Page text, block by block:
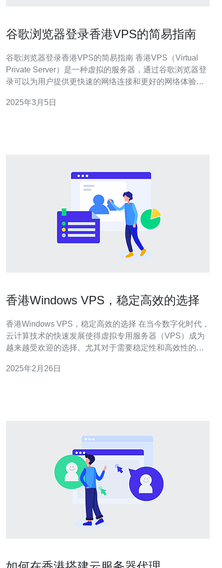
谷歌浏览器登录香港VPS的简易指南
谷歌浏览器登录香港VPS的简易指南 香港VPS（Virtual
Private Server）是一种虚拟的服务器，通过谷歌浏览器登
录可以为用户提供更快速的网络连接和更好的网络体验。
网站，享受更高速的网络服务。 首先，您需要下载并安装
2025年3月5日
香港Windows VPS，稳定高效的选择
香港Windows VPS，稳定高效的选择 在当今数字化时代，
云计算技术的快速发展使得虚拟专用服务器（VPS）成为
越来越受欢迎的选择。尤其对于需要稳定性和高效性的用
绍香港Windows VPS的优势以及为什么它是稳定高效的最
2025年2月26日